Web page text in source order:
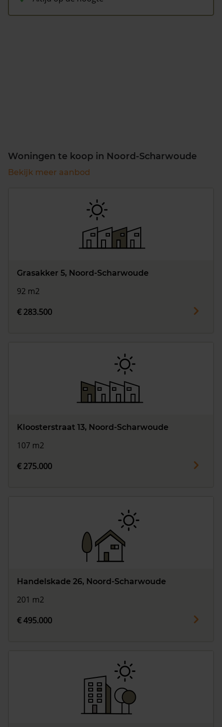
Woningen te koop in Noord-Scharwoude
Bekijk meer aanbod
Grasakker 5, Noord-Scharwoude
92 m2
€ 283.500
Kloosterstraat 13, Noord-Scharwoude
107 m2
€ 275.000
Handelskade 26, Noord-Scharwoude
201 m2
€ 495.000